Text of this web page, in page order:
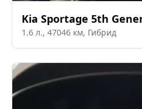
Kia Sportage 5th
1.6 л., 47046 км, Гибрид